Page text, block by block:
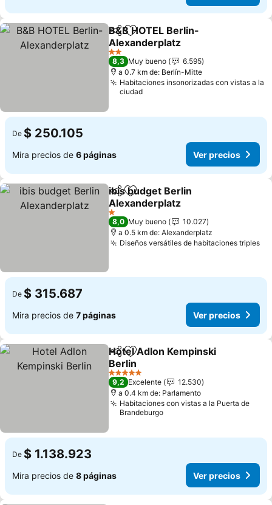
CompartirAgregar a favoritos
B&B HOTEL Berlin-
Alexanderplatz
Ver precios
2 Estrellas
8,3 Muy bueno
6.595
a 0.7 km de: Berlín-Mitte
Habitaciones insonorizadas con vistas a la
ciudad
De $ 250.105
Mira precios de 6 páginas Ver precios
CompartirAgregar a favoritos
ibis budget Berlin
Alexanderplatz
Ver precios
1 Estrellas
8,0 Muy bueno
10.027
a 0.5 km de: Alexanderplatz
Diseños versátiles de habitaciones triples
De $ 315.687
Mira precios de 7 páginas Ver precios
CompartirAgregar a favoritos
Hotel Adlon Kempinski
Berlin
Ver precios
5 Estrellas
9,2 Excelente
12.530
a 0.4 km de: Parlamento
Habitaciones con vistas a la Puerta de
Brandeburgo
De $ 1.138.923
Mira precios de 8 páginas Ver precios